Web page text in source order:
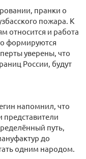
пранки о
пожара. К
относится и работа
формируются
уверены, что
России, будут
напомнил, что
представители
путь,
до
одним народом.